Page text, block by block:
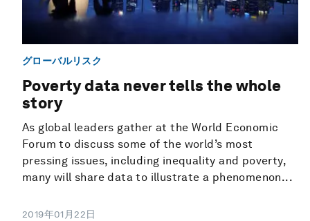
グローバルリスク
Poverty data never tells the whole
story
As global leaders gather at the World Economic
Forum to discuss some of the world’s most
pressing issues, including inequality and poverty,
many will share data to illustrate a phenomenon...
2019年01月22日